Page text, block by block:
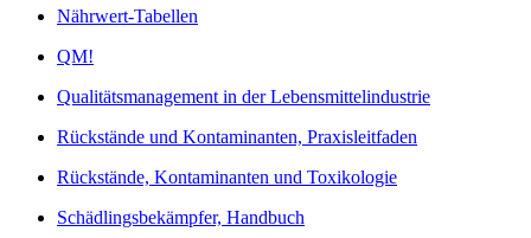
Nährwert-Tabellen
QM!
Qualitätsmanagement in der Lebensmittelindustrie
Rückstände und Kontaminanten, Praxisleitfaden
Rückstände, Kontaminanten und Toxikologie
Schädlingsbekämpfer, Handbuch